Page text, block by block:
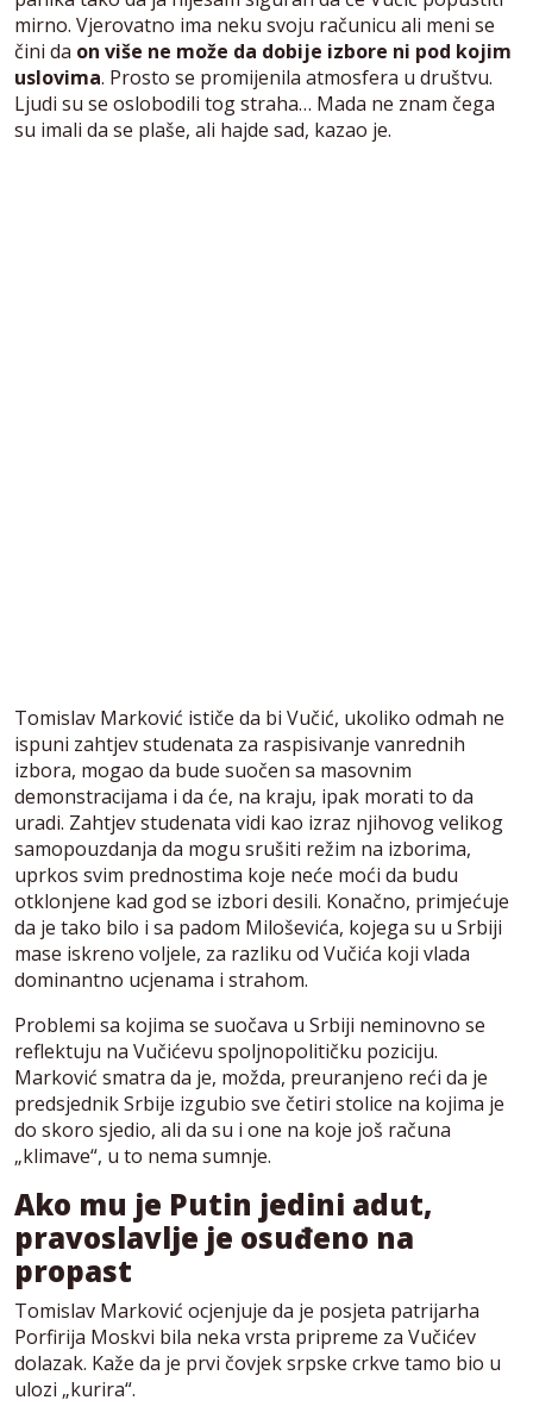
mirno. Vjerovatno ima neku svoju računicu ali meni se
čini da on više ne može da dobije izbore ni pod kojim
uslovima. Prosto se promijenila atmosfera u društvu.
Ljudi su se oslobodili tog straha… Mada ne znam čega
su imali da se plaše, ali hajde sad, kazao je.
Tomislav Marković ističe da bi Vučić, ukoliko odmah ne
ispuni zahtjev studenata za raspisivanje vanrednih
izbora, mogao da bude suočen sa masovnim
demonstracijama i da će, na kraju, ipak morati to da
uradi. Zahtjev studenata vidi kao izraz njihovog velikog
samopouzdanja da mogu srušiti režim na izborima,
uprkos svim prednostima koje neće moći da budu
otklonjene kad god se izbori desili. Konačno, primjećuje
da je tako bilo i sa padom Miloševića, kojega su u Srbiji
mase iskreno voljele, za razliku od Vučića koji vlada
dominantno ucjenama i strahom.
Problemi sa kojima se suočava u Srbiji neminovno se
reflektuju na Vučićevu spoljnopolitičku poziciju.
Marković smatra da je, možda, preuranjeno reći da je
predsjednik Srbije izgubio sve četiri stolice na kojima je
do skoro sjedio, ali da su i one na koje još računa
„klimave“, u to nema sumnje.
Ako mu je Putin jedini adut,
pravoslavlje je osuđeno na
propast
Tomislav Marković ocjenjuje da je posjeta patrijarha
Porfirija Moskvi bila neka vrsta pripreme za Vučićev
dolazak. Kaže da je prvi čovjek srpske crkve tamo bio u
ulozi „kurira“.